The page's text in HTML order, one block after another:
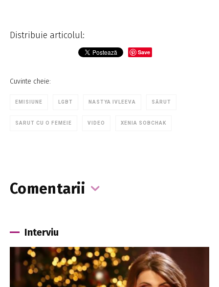
Distribuie articolul:
Save
Cuvinte cheie:
EMISIUNE LGBT NASTYA IVLEEVA SĂRUT
SARUT CU O FEMEIE VIDEO XENIA SOBCHAK
Comentarii
Interviu